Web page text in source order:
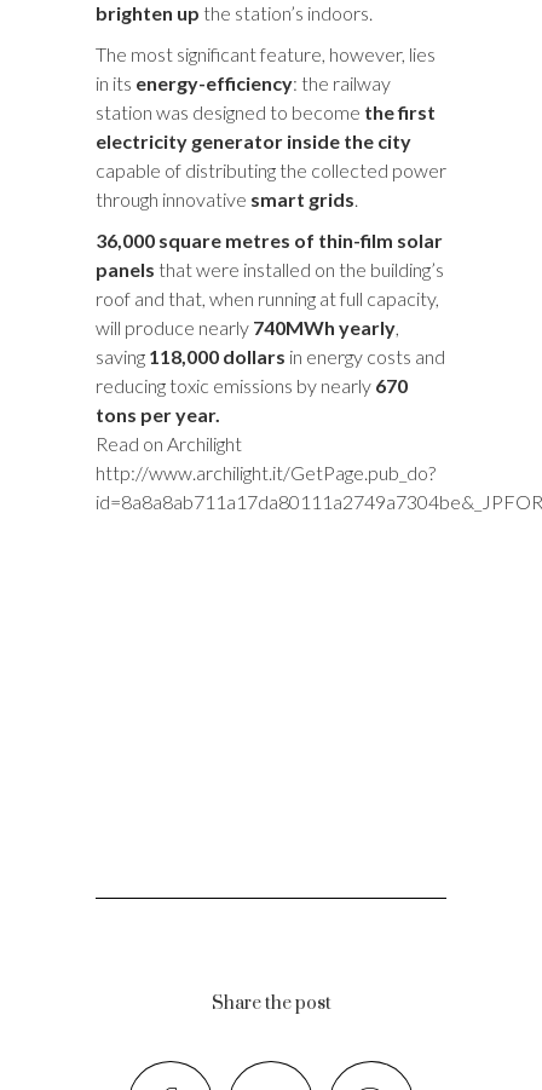
brighten up the station’s indoors.
The most significant feature, however, lies
in its energy-efficiency: the railway
station was designed to become the first
electricity generator inside the city
capable of distributing the collected power
through innovative smart grids.
36,000 square metres of thin-film solar
panels that were installed on the building’s
roof and that, when running at full capacity,
will produce nearly 740MWh yearly,
saving 118,000 dollars in energy costs and
reducing toxic emissions by nearly 670
tons per year.
Read on Archilight
http://www.archilight.it/GetPage.pub_do?
Share the post